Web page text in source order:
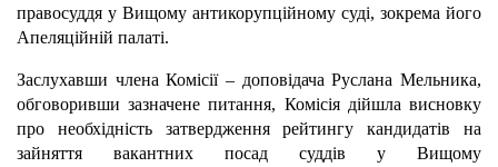
правосуддя у Вищому антикорупційному суді, зокрема його
Апеляційній палаті.
Заслухавши члена Комісії – доповідача Руслана Мельника,
обговоривши зазначене питання, Комісія дійшла висновку
про необхідність затвердження рейтингу кандидатів на
зайняття вакантних посад суддів у Вищому